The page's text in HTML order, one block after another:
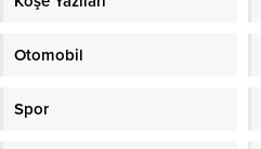
Otomobil
Spor